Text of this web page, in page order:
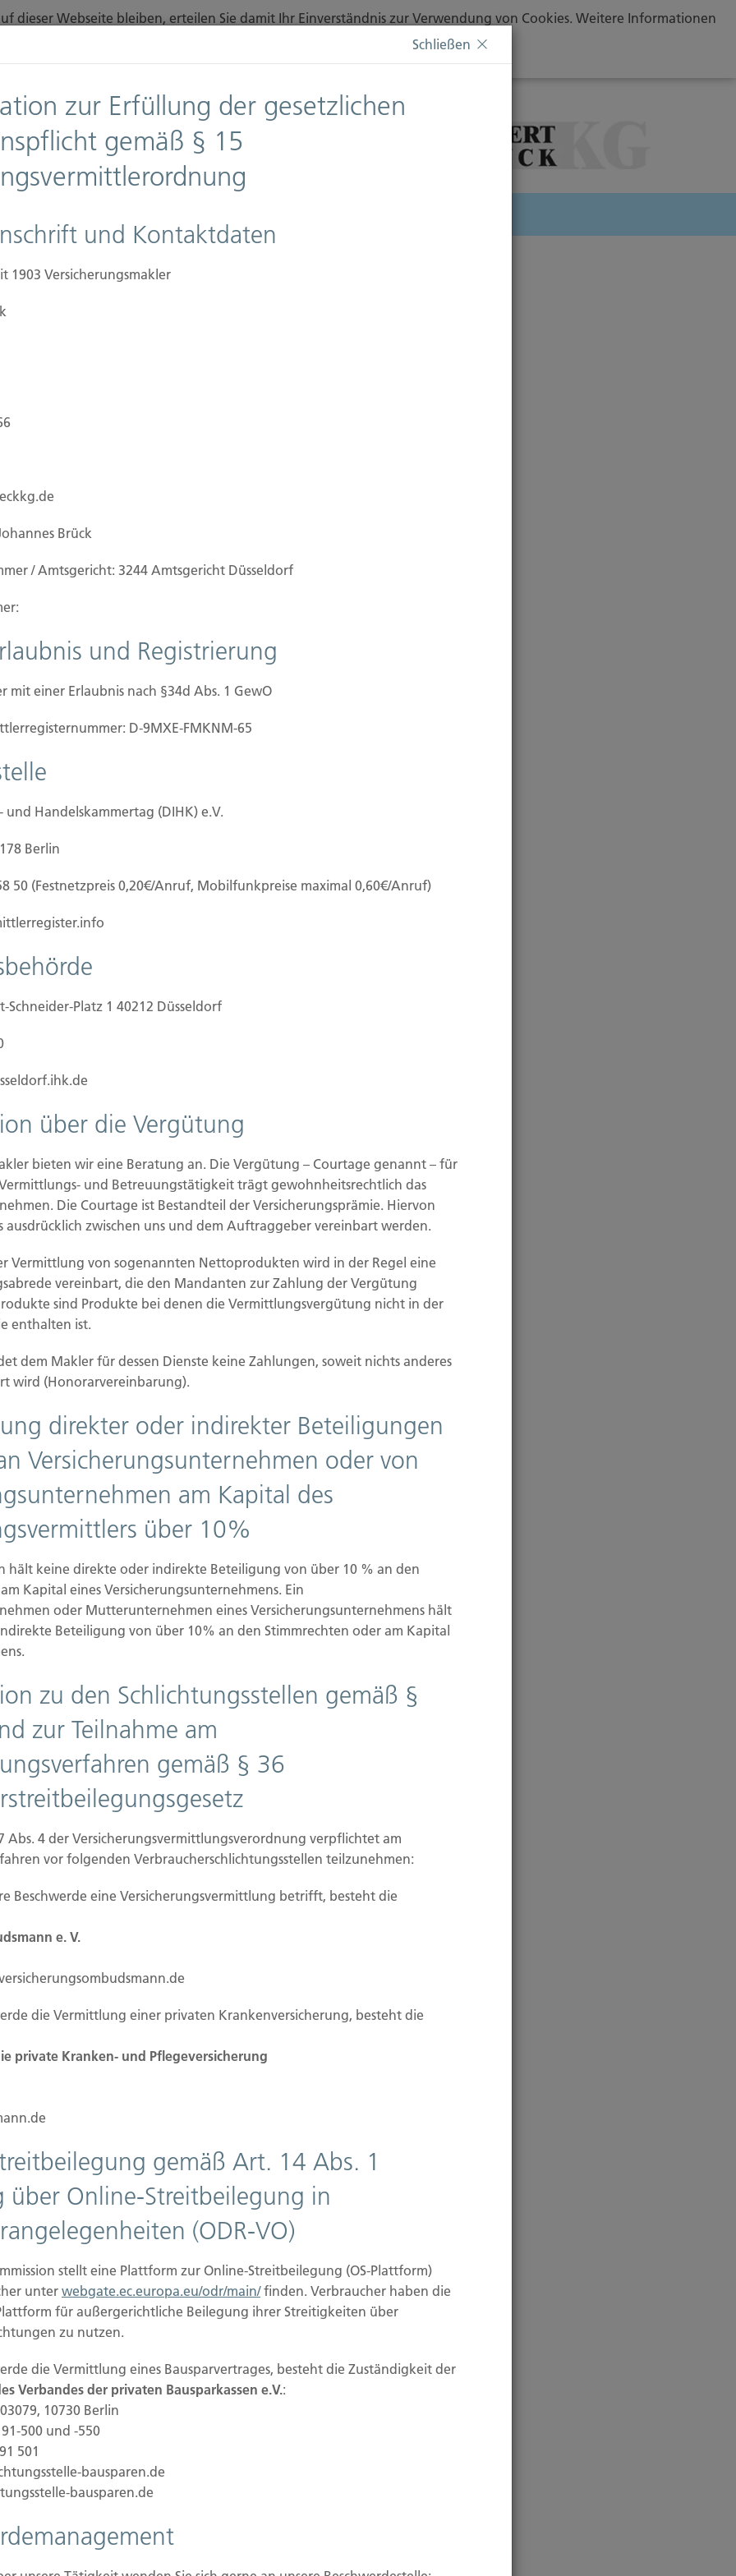
dieser Webseite bleiben, erteilen Sie damit Ihr Einverständnis zur Verwendung von Cookies. Weitere Informationen
Diese Nachricht nicht erneut anzeigen
Downloads Anfahrt
darüber, was mit Ihren
Website besuchen. Personenbezogene
werden können. Ausführliche
Sie unserer unter diesem Text aufgeführten
das Thema Datenschutz können Sie sich
oder das Kontaktformular an uns
dieser Website?
durch den Websitebetreiber. Dessen
Website entnehmen.
Sie uns diese mitteilen. Hierbei kann es sich
eingeben.
Website durch unsere IT-Systeme erfasst.
Betriebssystem oder Uhrzeit des
automatisch, sobald Sie unsere Website
Bereitstellung der Website zu
Ihres Nutzerverhaltens verwendet werden.
über Herkunft, Empfänger und Zweck Ihrer
Sie haben außerdem ein Recht, die
zu verlangen. Des Weiteren steht Ihnen ein
zu.
statistisch ausgewertet werden. Das
Analyseprogrammen. Die Analyse Ihres
Surf-Verhalten kann nicht zu Ihnen
widersprechen oder sie durch die
Informationen dazu finden Sie unter
Pflichtinformationen
persönlichen Daten sehr ernst. Wir
und entsprechend der gesetzlichen
personenbezogene Daten erhoben.
Sie persönlich identifiziert werden können. Die
Daten wir erheben und wofür wir sie
das geschieht.
im Internet (z.B. bei der Kommunikation per
Schutz der Daten vor dem Zugriff
auf dieser Website ist:
Person, die allein oder gemeinsam mit
von personenbezogenen Daten (z.B.
ausdrücklichen Einwilligung möglich. Sie
widerrufen. Dazu reicht eine formlose
der bis zum Widerruf erfolgten
Betroffenen ein Beschwerderecht bei der
in datenschutzrechtlichen
Bundeslandes, in dem unser Unternehmen
sowie deren Kontaktdaten können
anschriften_links-node.html.
Schließen
zur Erfüllung der gesetzlichen
gemäß § 15
und Kontaktdaten
1903 Versicherungsmakler
Brück
/ Amtsgericht: 3244 Amtsgericht Düsseldorf
und Registrierung
mit einer Erlaubnis nach §34d Abs. 1 GewO
D-9MXE-FMKNM-65
und Handelskammertag (DIHK) e.V.
Berlin
50 (Festnetzpreis 0,20€/Anruf, Mobilfunkpreise maximal 0,60€/Anruf)
Schneider-Platz 1 40212 Düsseldorf
über die Vergütung
bieten wir eine Beratung an. Die Vergütung – Courtage genannt – für
und Betreuungstätigkeit trägt gewohnheitsrechtlich das
Die Courtage ist Bestandteil der Versicherungsprämie. Hiervon
ausdrücklich zwischen uns und dem Auftraggeber vereinbart werden.
Vermittlung von sogenannten Nettoprodukten wird in der Regel eine
vereinbart, die den Mandanten zur Zahlung der Vergütung
sind Produkte bei denen die Vermittlungsvergütung nicht in der
enthalten ist.
dem Makler für dessen Dienste keine Zahlungen, soweit nichts anderes
wird (Honorarvereinbarung).
direkter oder indirekter Beteiligungen
Versicherungsunternehmen oder von
am Kapital des
über 10%
hält keine direkte oder indirekte Beteiligung von über 10 % an den
Kapital eines Versicherungsunternehmens. Ein
oder Mutterunternehmen eines Versicherungsunternehmens hält
Beteiligung von über 10% an den Stimmrechten oder am Kapital
zu den Schlichtungsstellen gemäß §
zur Teilnahme am
gemäß § 36
Abs. 4 der Versicherungsvermittlungsverordnung verpflichtet am
vor folgenden Verbraucherschlichtungsstellen teilzunehmen:
Beschwerde eine Versicherungsvermittlung betrifft, besteht die
e. V.
die Vermittlung einer privaten Krankenversicherung, besteht die
private Kranken- und Pflegeversicherung
gemäß Art. 14 Abs. 1
über Online-Streitbeilegung in
(ODR-VO)
stellt eine Plattform zur Online-Streitbeilegung (OS-Plattform)
unter webgate.ec.europa.eu/odr/main/finden. Verbraucher haben die
für außergerichtliche Beilegung ihrer Streitigkeiten über
zu nutzen.
die Vermittlung eines Bausparvertrages, besteht die Zuständigkeit der
Verbandes der privaten Bausparkassen e.V.:
10730 Berlin
500 und -550
501
bausparen.de
bausparen.de